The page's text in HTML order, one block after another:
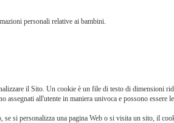
personali relative ai bambini.
il Sito. Un cookie è un file di testo di dimensioni
all'utente in maniera univoca e possono
si personalizza una pagina Web o si visita un sito, il